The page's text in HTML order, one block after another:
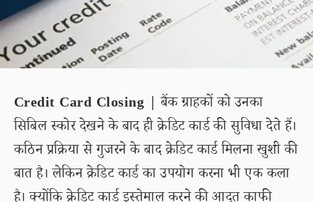
Credit Card Closing | बैंक ग्राहकों को उनका
सिबिल स्कोर देखने के बाद ही क्रेडिट कार्ड की सुविधा देते हैं।
कठिन प्रक्रिया से गुजरने के बाद क्रेडिट कार्ड मिलना खुशी की
बात है। लेकिन क्रेडिट कार्ड का उपयोग करना भी एक कला